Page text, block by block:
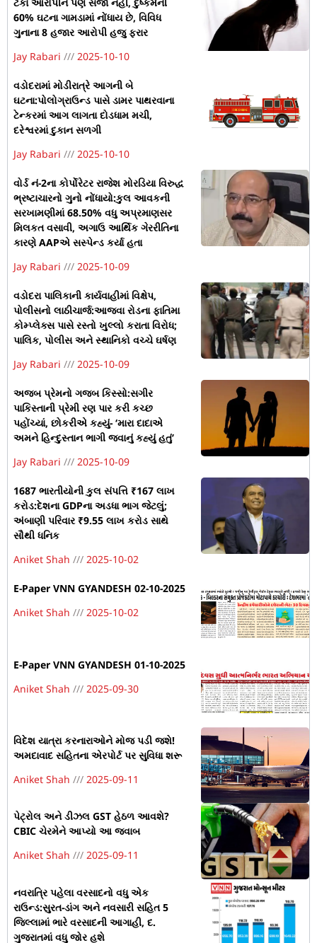
ટકા આરોપીને પણ સજા નહીં, દુષ્કર્મની
60% ઘટના ગામડામાં નોંધાય છે, વિવિધ
ગુનાના 8 હજાર આરોપી હજુ ફરાર
Jay Rabari
2025-10-10
વડોદરામાં મોડીરાત્રે આગની બે
ઘટના:પોલોગ્રાઉન્ડ પાસે ડામર પાથરવાના
ટેન્કરમાં આગ લાગતા દોડધામ મચી,
દરેશ્વરમાં દુકાન સળગી
Jay Rabari
2025-10-10
વોર્ડ નં-2ના કોર્પોરેટર રાજેશ મોરડિયા વિરુદ્ધ
ભ્રષ્ટાચારનો ગુનો નોંધાયો:કુલ આવકની
સરખામણીમાં 68.50% વધુ અપ્રમાણસર
મિલકત વસાવી, અગાઉ આર્થિક ગેરરીતિના
કારણે AAPએ સસ્પેન્ડ કર્યા હતા
Jay Rabari
2025-10-09
વડોદરા પાલિકાની કાર્યવાહીમાં વિક્ષેપ,
પોલીસનો લાઠીચાર્જ:આજવા રોડના ફાતિમા
કોમ્પ્લેક્સ પાસે રસ્તો ખુલ્લો કરાતા વિરોધ;
પાલિક, પોલીસ અને સ્થાનિકો વચ્ચે ઘર્ષણ
Jay Rabari
2025-10-09
અજબ પ્રેમનો ગજબ કિસ્સો:સગીર
પાકિસ્તાની પ્રેમી રણ પાર કરી કચ્છ
પહોંચ્યાં, છોકરીએ કહ્યું- ‘મારા દાદાએ
અમને હિન્દુસ્તાન ભાગી જવાનું કહ્યું હતું’
Jay Rabari
2025-10-09
1687 ભારતીયોની કુલ સંપત્તિ ₹167 લાખ
કરોડ:દેશના GDPના અડધા ભાગ જેટલું;
અંબાણી પરિવાર ₹9.55 લાખ કરોડ સાથે
સૌથી ધનિક
Aniket Shah
2025-10-02
E-Paper VNN GYANDESH 02-10-2025
Aniket Shah
2025-10-02
E-Paper VNN GYANDESH 01-10-2025
Aniket Shah
2025-09-30
વિદેશ યાત્રા કરનારાઓને મોજ પડી જશે!
અમદાવાદ સહિતના એરપોર્ટ પર સુવિધા શરૂ
Aniket Shah
2025-09-11
પેટ્રોલ અને ડીઝલ GST હેઠળ આવશે?
CBIC ચેરમેને આપ્યો આ જવાબ
Aniket Shah
2025-09-11
નવરાત્રિ પહેલા વરસાદનો વધુ એક
રાઉન્ડ:સુરત-ડાંગ અને નવસારી સહિત 5
જિલ્લામાં ભારે વરસાદની આગાહી, દ.
ગુજરાતમાં વધુ જોર હશે